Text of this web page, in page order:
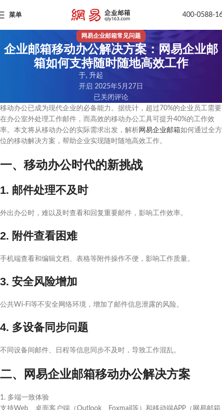
菜单 400-0588-
网易企业邮箱常见问题
企业邮箱移动办公解决方案：网易企业邮
箱如何支持随时随地高效工作
于, 升起
开启 2025年5月27日
已关闭评论
移动办公已成为现代企业的必备能力。据统计，超过70%的企业员工需要
在办公室外处理工作邮件，而高效的移动办公工具可提升40%的工作效
率。本文将从移动办公的实际需求出发，解析网易企业邮箱如何通过全方
位的移动解决方案，帮助企业实现随时随地高效工作。
一、移动办公时代的新挑战
1. 邮件处理不及时
外出办公时，难以及时查看和回复重要邮件，影响工作效率。
2. 附件查看困难
手机端查看和编辑文档、表格等附件操作不便，影响工作质量。
3. 安全风险增加
公共Wi-Fi等不安全网络环境，增加了邮件信息泄露的风险。
4. 多设备同步问题
不同设备间邮件、日程等信息同步不及时，导致工作混乱。
二、网易企业邮箱移动办公解决方案
1. 多端一致体验
支持Web、桌面客户端（Outlook、Foxmail等）和移动端APP（网易邮箱